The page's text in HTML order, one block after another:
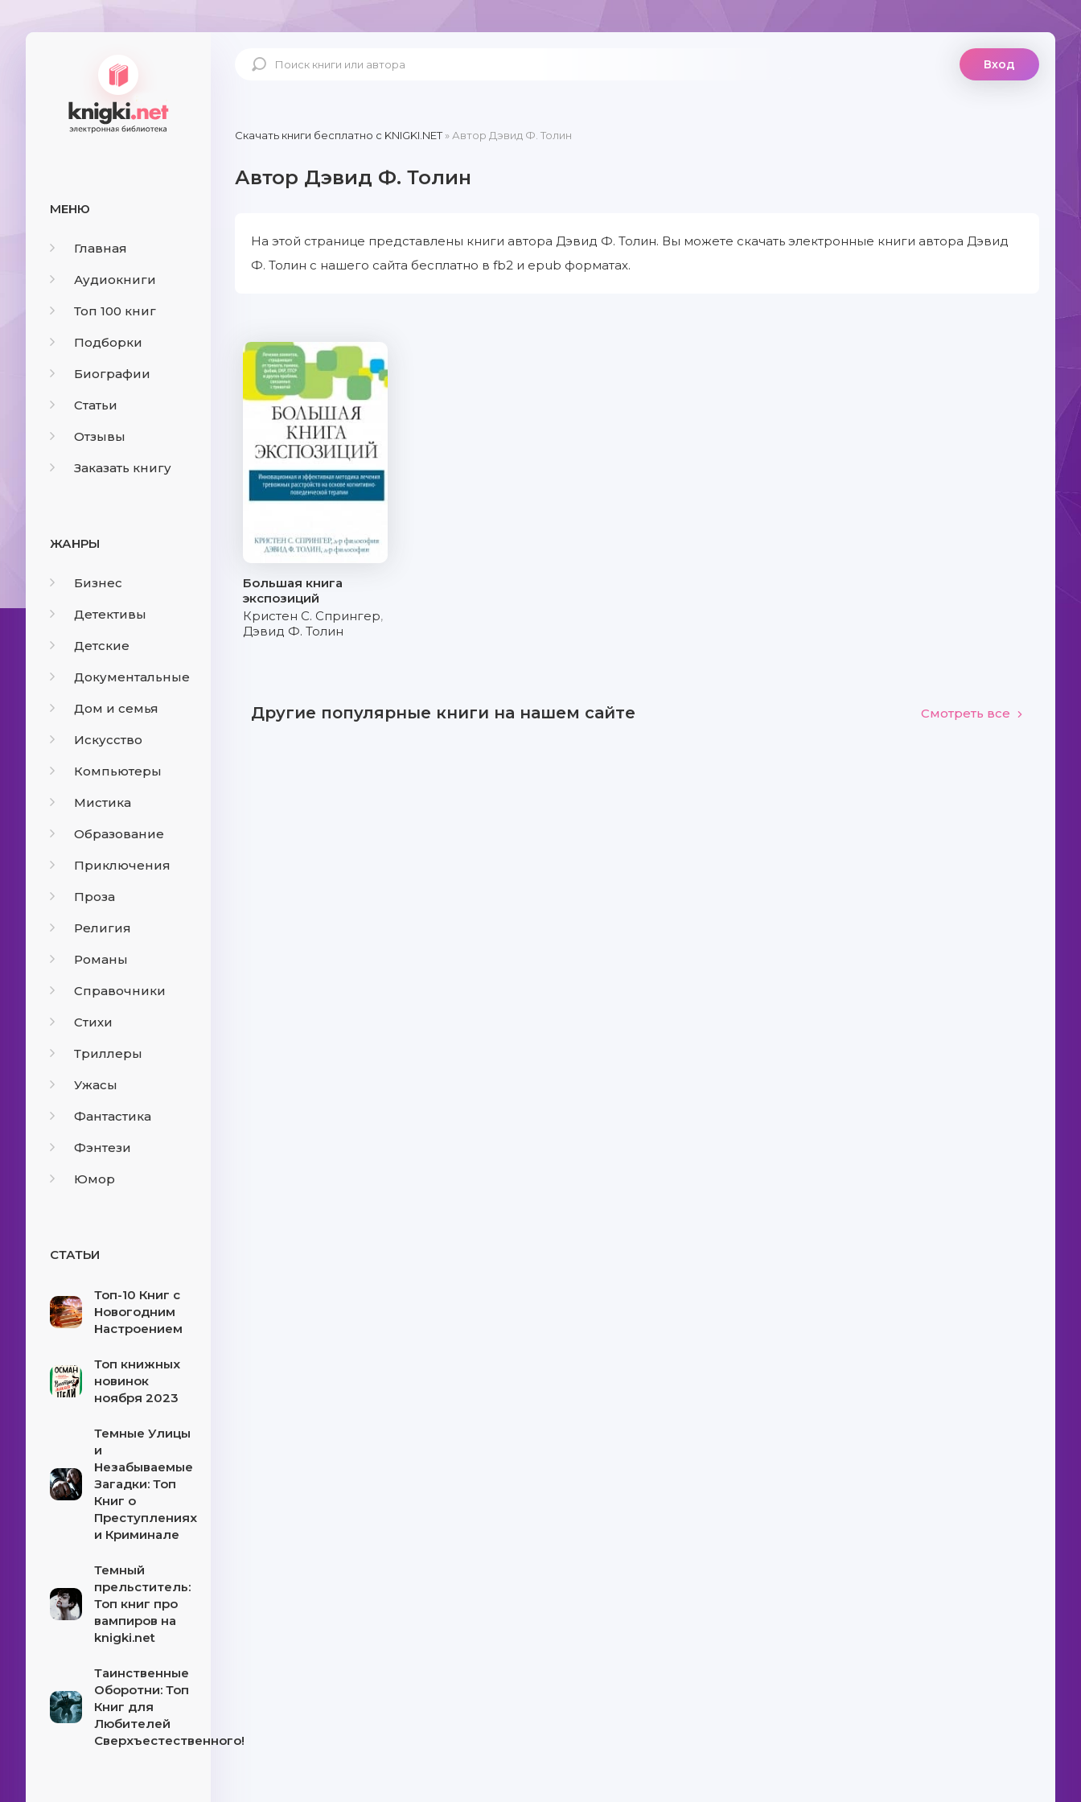
МЕНЮ
Главная
Аудиокниги
Топ 100 книг
Подборки
Биографии
Статьи
Отзывы
Заказать книгу
ЖАНРЫ
Бизнес
Детективы
Детские
Документальные
Дом и семья
Искусство
Компьютеры
Мистика
Образование
Приключения
Проза
Религия
Романы
Справочники
Стихи
Триллеры
Ужасы
Фантастика
Фэнтези
Юмор
СТАТЬИ
Топ-10 Книг с
Новогодним
Настроением
Топ книжных
новинок
ноября 2023
Темные Улицы
и
Незабываемые
Загадки: Топ
Книг о
Преступлениях
и Криминале
Темный
прельститель:
Топ книг про
вампиров на
knigki.net
Таинственные
Оборотни: Топ
Книг для
Любителей
Сверхъестественного!
Вход
Скачать книги бесплатно c KNIGKI.NET» Автор Дэвид Ф. Толин
Автор Дэвид Ф. Толин
На этой странице представлены книги автора Дэвид Ф. Толин. Вы можете скачать электронные книги автора Дэвид
Ф. Толин с нашего сайта бесплатно в fb2 и epub форматах.
Большая книга
экспозиций
Кристен С. Спрингер,
Дэвид Ф. Толин
Другие популярные книги на нашем сайте Смотреть все